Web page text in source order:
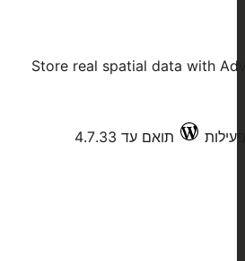
Store real spatial data with
תואם עד 4.7.33